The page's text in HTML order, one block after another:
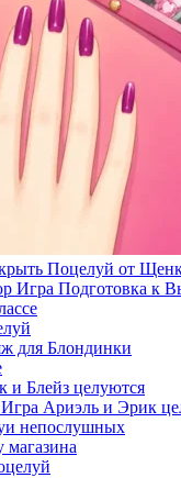
Поцелуй от
Игра Подготовка к
для Блондинки
и Блейз целуются
Игра Ариэль и Эрик
непослушных